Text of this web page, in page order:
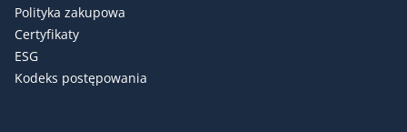
Polityka zakupowa
Certyfikaty
ESG
Kodeks postępowania